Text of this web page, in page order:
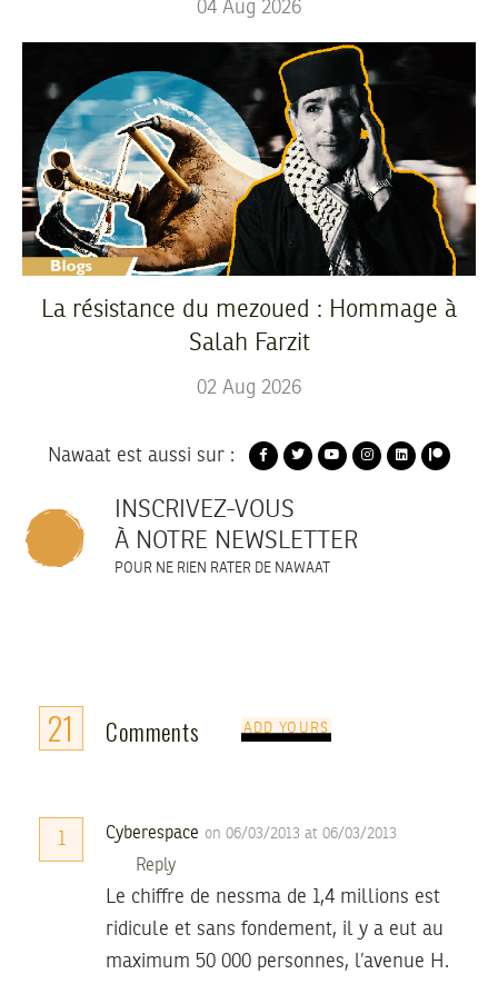
04 Aug 2026
La résistance du mezoued : Hommage à
Salah Farzit
02 Aug 2026
Nawaat est aussi sur :
INSCRIVEZ-VOUS
À NOTRE NEWSLETTER
POUR NE RIEN RATER DE NAWAAT
21 Comments ADD YOURS
1 Cyberespace on 06/03/2013 at 06/03/2013
Reply
Le chiffre de nessma de 1,4 millions est
ridicule et sans fondement, il y a eut au
maximum 50 000 personnes, l’avenue H.